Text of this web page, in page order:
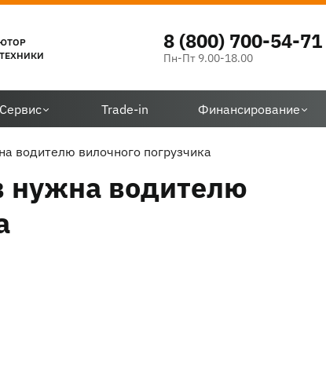
8 (800) 700-54-71
Пн-Пт 9.00-18.00
Сервис Trade-in Финансирование
водителю вилочного погрузчика
нужна водителю